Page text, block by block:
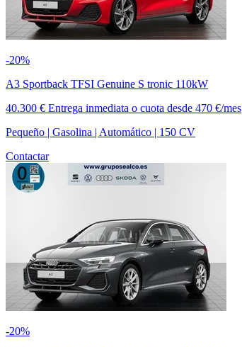
-20%
A3 Sportback TFSI Genuine S tronic 110kW
40.300 € Entrega inmediata o cuota desde 470 €/mes
Pequeño | Gasolina | Automático | 150 CV
Contactar
-20%